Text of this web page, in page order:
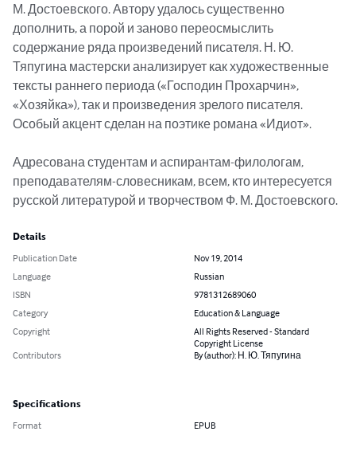
М. Достоевского. Автору удалось существенно
дополнить, а порой и заново переосмыслить
содержание ряда произведений писателя. Н. Ю.
Тяпугина мастерски анализирует как художественные
тексты раннего периода («Господин Прохарчин»,
«Хозяйка»), так и произведения зрелого писателя.
Особый акцент сделан на поэтике романа «Идиот».
Адресована студентам и аспирантам-филологам,
преподавателям-словесникам, всем, кто интересуется
русской литературой и творчеством Ф. М. Достоевского.
Details
Publication Date
Nov 19, 2014
Language
Russian
ISBN
9781312689060
Category
Education & Language
Copyright
All Rights Reserved - Standard
Copyright License
Contributors
By (author): Н. Ю. Тяпугина
Specifications
Format EPUB